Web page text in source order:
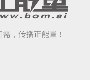
，传播正能量！